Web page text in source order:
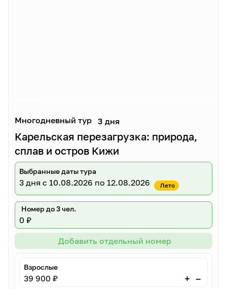
Многодневный тур 3 дня
Карельская перезагрузка: природа,
сплав и остров Кижи
Выбранные даты тура
3 дня с 10.08.2026 по 12.08.2026 Лето
Номер до 3 чел.
0 ₽
Добавить отдельный номер
Взрослые
39 900 ₽ + –